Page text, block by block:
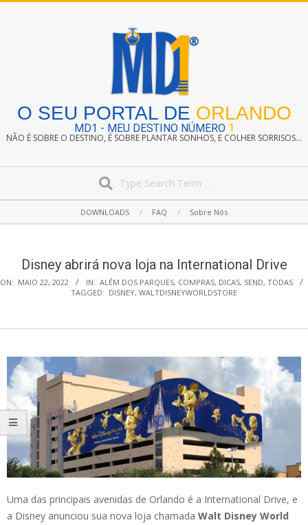
O SEU PORTAL DE ORLANDO
MD1 - MEU DESTINO NÚMERO 1
NÃO É SOBRE O DESTINO, É SOBRE PLANTAR SONHOS, E COLHER SORRISOS...
Navigation
DOWNLOADS FAQ Sobre Nós
Disney abrirá nova loja na International Drive
ON: MAIO 22, 2022 IN: ALÉM DOS PARQUES, COMPRAS, DICAS, SEND, TODAS
TAGGED: DISNEY, WALTDISNEYWORLDSTORE
Uma das principais avenidas de Orlando é a International Drive, e
a Disney anunciou sua nova loja chamada Walt Disney World